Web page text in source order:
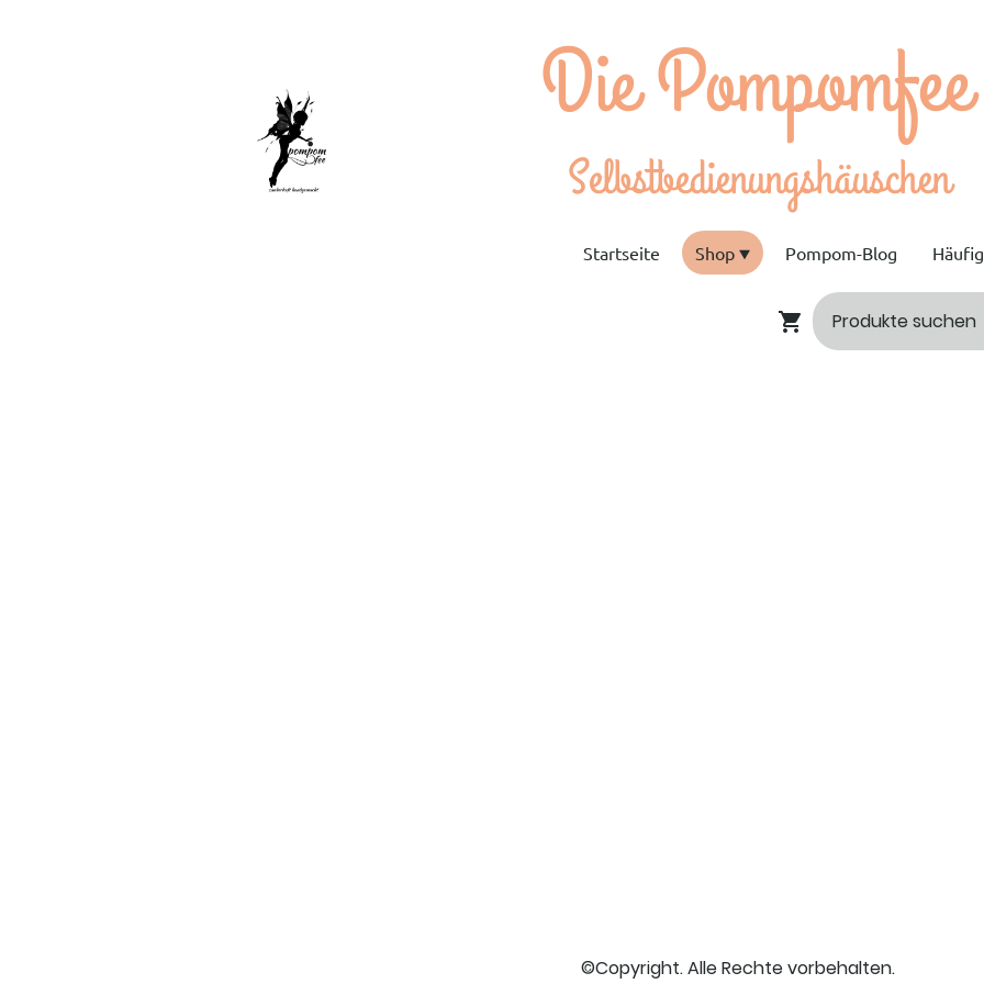
Die Pompomfee
Selbstbedienungshäuschen
Startseite Shop Pompom-Blog
©Copyright. Alle Rechte vorbehalten.